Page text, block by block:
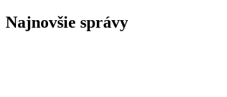
Najnovšie správy